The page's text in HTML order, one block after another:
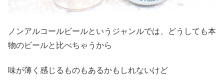
ノンアルコールビールというジャンルでは、どうしても本
物のビールと比べちゃうから
味が薄く感じるものもあるかもしれないけど